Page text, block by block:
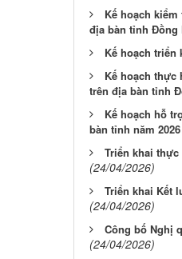
Kế hoạch
địa bàn tỉnh Đồng
Kế hoạch triển
Kế hoạch
trên địa bàn tỉnh
Kế hoạch hỗ
bàn tỉnh năm 2026
Triển khai thực
(24/04/2026)
Triển khai Kết
(24/04/2026)
Công bố Nghị
(24/04/2026)